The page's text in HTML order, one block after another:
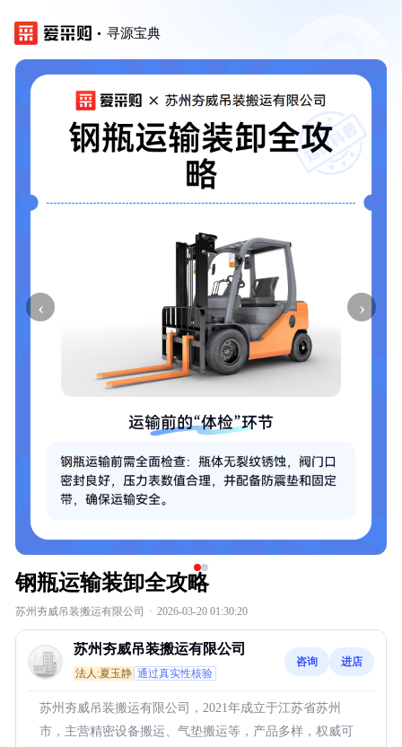
寻源宝典
‹ ›
钢瓶运输装卸全攻略
苏州夯威吊装搬运有限公司 · 2026-03-20 01:30:20
苏州夯威吊装搬运有限公司
法人:夏玉静 通过真实性核验
咨询 进店
苏州夯威吊装搬运有限公司，2021年成立于江苏省苏州
市，主营精密设备搬运、气垫搬运等，产品多样，权威可